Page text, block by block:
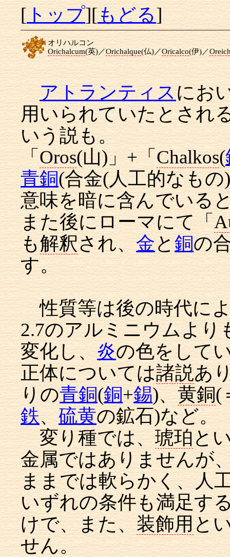
[トップ][もどる]
オリハルコン
Orichalcum(英)／Orichalque(仏)／Oricalco(伊)／
アトランティスにお
用いられていたとされ
いう説も。
「Oros(山)」+「Chalkos(
青銅(合金(人工的なも
意味を暗に含んでいる
また後にローマにて「
も解釈され、金と銅の
す。
性質等は後の時代に
2.7のアルミニウムより
変化し、炎の色をして
正体については諸説あ
りの青銅(銅+錫)、黄銅(
鉄、硫黄の鉱石)など。
変り種では、琥珀と
金属ではありませんが
ままでは軟らかく、人
いずれの条件も満足す
けで、また、装飾用と
せん。